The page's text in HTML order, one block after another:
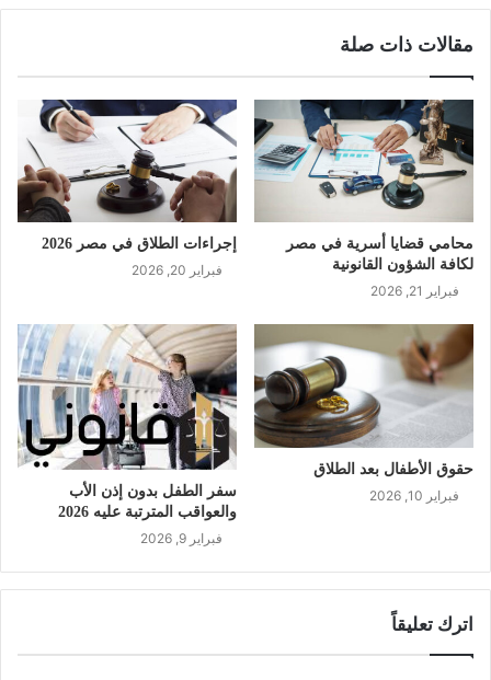
مقالات ذات صلة
محامي قضايا أسرية في مصر
لكافة الشؤون القانونية
فبراير 21, 2026
إجراءات الطلاق في مصر 2026
فبراير 20, 2026
حقوق الأطفال بعد الطلاق
فبراير 10, 2026
سفر الطفل بدون إذن الأب
والعواقب المترتبة عليه 2026
فبراير 9, 2026
اترك تعليقاً